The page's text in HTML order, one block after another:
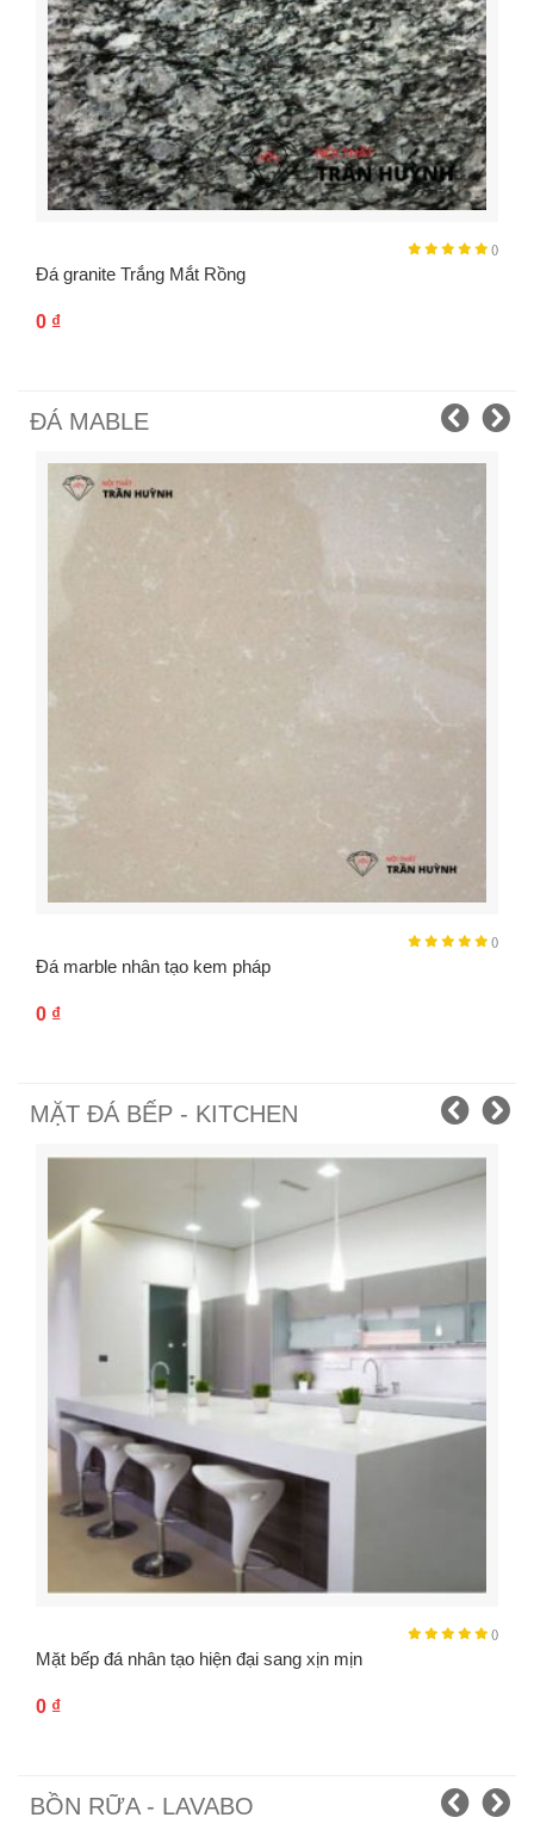
()
Đá granite Trắng Mắt Rồng
0 ₫
ĐÁ MABLE
()
Đá marble nhân tạo kem pháp
0 ₫
MẶT ĐÁ BẾP - KITCHEN
()
Mặt bếp đá nhân tạo hiện đại sang xịn mịn
0 ₫
BỒN RỮA - LAVABO